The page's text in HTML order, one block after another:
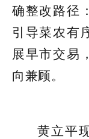
确整改路径
引导菜农有
展早市交易
向兼顾。
黄立平